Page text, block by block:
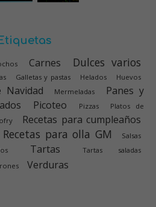
Carnes Dulces varios
Galletas y pastas Helados Huevos
Navidad Mermeladas
Panes y
Picoteo Pizzas
Platos de
Recetas para cumpleaños
Recetas para olla GM
Salsas
Tartas Tartas saladas
Verduras